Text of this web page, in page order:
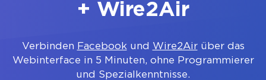
+ Wire2Air
Verbinden Facebookund Wire2Airüber das
Webinterface in 5 Minuten, ohne Programmierer
und Spezialkenntnisse.